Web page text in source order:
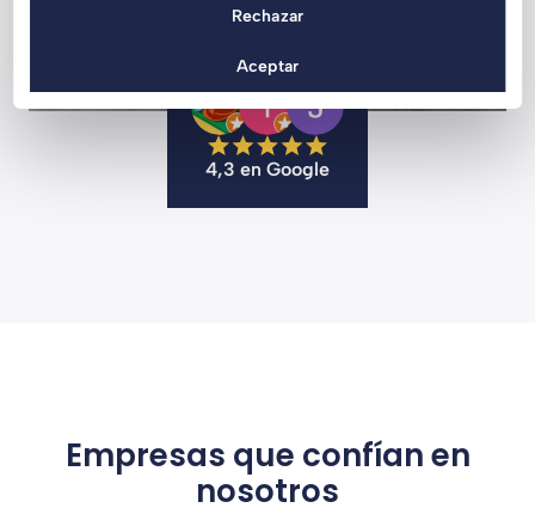
4,3 en Google
Empresas que confían en
nosotros
Rechazar
Aceptar